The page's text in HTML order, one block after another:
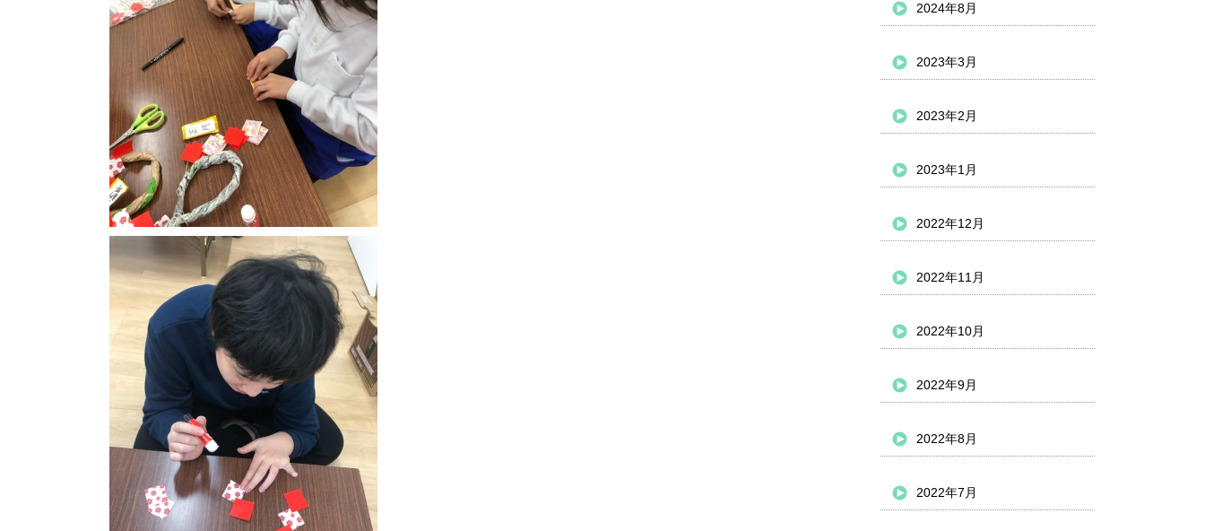
2024年8月
2023年3月
2023年2月
2023年1月
2022年12月
2022年11月
2022年10月
2022年9月
2022年8月
2022年7月